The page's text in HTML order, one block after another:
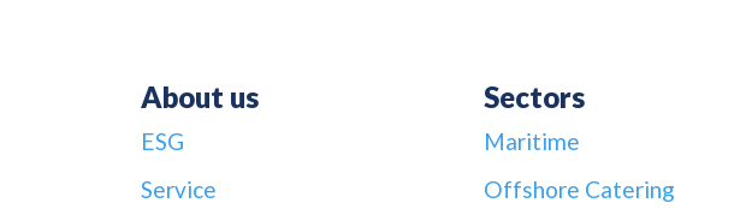
About us
ESG
Service
Sectors
Maritime
Offshore Catering